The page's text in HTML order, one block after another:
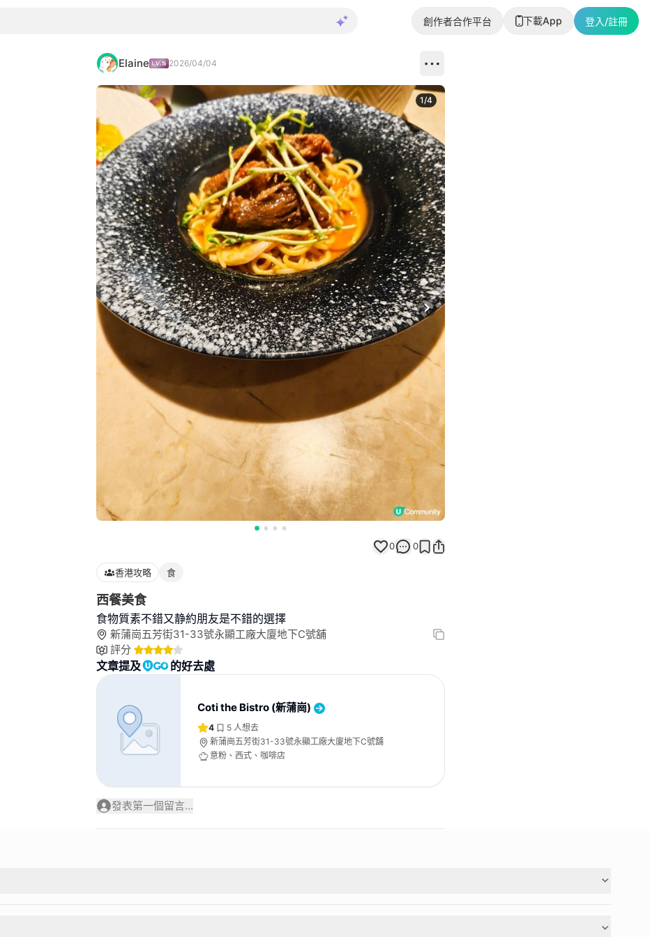
創作者合作平台 下載App 登入/註冊
Elaine 2026/04/04
Next slide
1/4
0 0
香港攻略 食
西餐美食
食物質素不錯又静約朋友是不錯的選擇
新蒲崗五芳街31-33號永顯工廠大廈地下C號舖
評分
文章提及 的好去處
Coti the Bistro (新蒲崗)
4 5 人想去
新蒲崗五芳街31-33號永顯工廠大廈地下C號舖
意粉、西式、咖啡店
發表第一個留言...